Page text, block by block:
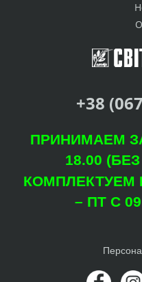
+38
ПРИНИМАЕМ
18.00
КОМПЛЕКТУЕМ
– ПТ С